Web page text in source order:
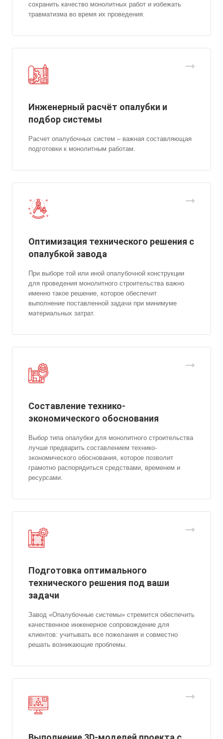
сохранить качество монолитных работ и избежать
травматизма во время их проведения.
Инженерный расчёт опалубки и
подбор системы
Расчет опалубочных систем – важная составляющая
подготовки к монолитным работам.
Оптимизация технического решения с
опалубкой завода
При выборе той или иной опалубочной конструкции
для проведения монолитного строительства важно
именно такое решение, которое обеспечит
выполнение поставленной задачи при минимуме
материальных затрат.
Составление технико-
экономического обоснования
Выбор типа опалубки для монолитного строительства
лучше предварить составлением технико-
экономического обоснования, которое позволит
грамотно распорядиться средствами, временем и
ресурсами.
Подготовка оптимального
технического решения под ваши
задачи
Завод «Опалубочные системы» стремится обеспечить
качественное инженерное сопровождение для
клиентов: учитывать все пожелания и совместно
решать возникающие проблемы.